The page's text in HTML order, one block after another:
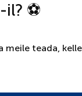
⚽
meile teada,